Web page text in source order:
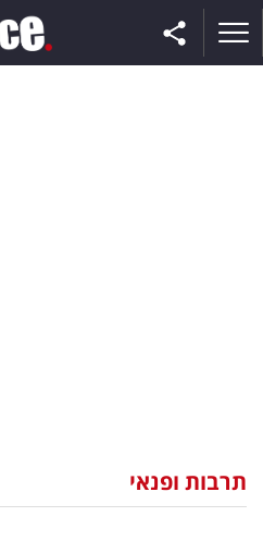
וצרכנות
תרבות ופנאי